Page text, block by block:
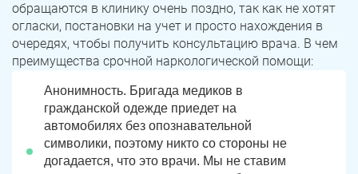
обращаются в клинику очень поздно, так как не хотят
огласки, постановки на учет и просто нахождения в
очередях, чтобы получить консультацию врача. В чем
преимущества срочной наркологической помощи:
Анонимность. Бригада медиков в
гражданской одежде приедет на
автомобилях без опознавательной
символики, поэтому никто со стороны не
догадается, что это врачи. Мы не ставим
ПОЛУЧИТЬ ПОМОЩЬ
ЗАДАТЬ ВОПРОС
ПОЛУЧИТЬ ПОМОЩЬ
Касли Роза
Челябинск
Красногорский Нязепетровск
Первомайский Карабаш
ПОЛУЧИТЬ ПОМОЩЬ